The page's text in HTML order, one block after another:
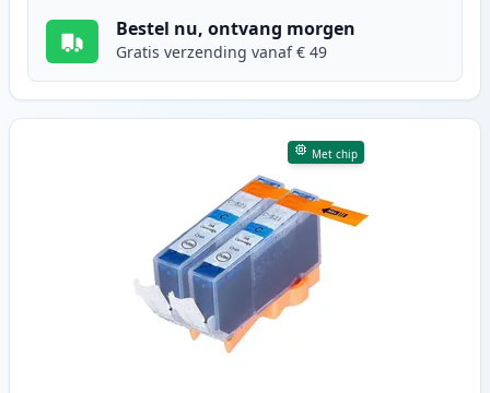
Bestel nu, ontvang morgen
Gratis verzending vanaf € 49
Met chip